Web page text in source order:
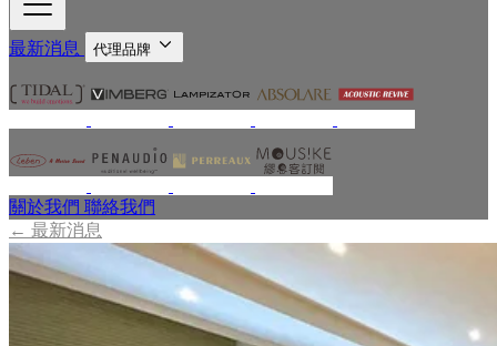
最新消息 代理品牌
關於我們 聯絡我們
← 最新消息